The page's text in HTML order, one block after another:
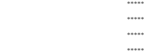
*****
*****
*****
*****